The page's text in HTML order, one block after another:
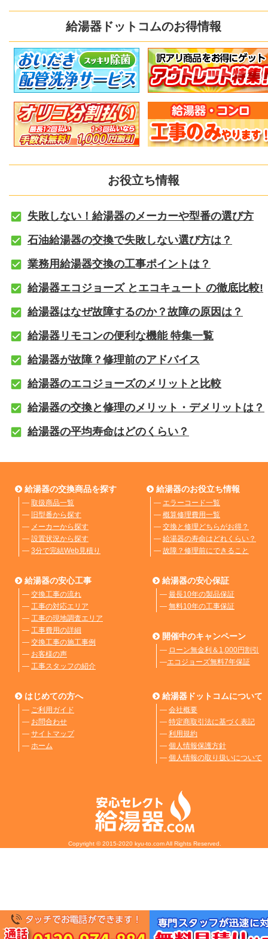
給湯器ドットコムのお得情報
お役立ち情報
失敗しない！給湯器のメーカーや型番の選び方
石油給湯器の交換で失敗しない選び方は？
業務用給湯器交換の工事ポイントは？
給湯器エコジョーズ とエコキュート の徹底比較!
給湯器はなぜ故障するのか？故障の原因は？
給湯器リモコンの便利な機能 特集一覧
給湯器が故障？修理前のアドバイス
給湯器のエコジョーズのメリットと比較
給湯器の交換と修理のメリット・デメリットは？
給湯器の平均寿命はどのくらい？
給湯器の交換商品を探す
― 取扱商品一覧
― 旧型番から探す
― メーカーから探す
― 設置状況から探す
― 3分で完結Web見積り
給湯器のお役立ち情報
― エラーコード一覧
― 概算修理費用一覧
― 交換と修理どちらがお得？
― 給湯器の寿命はどれくらい？
― 故障？修理前にできること
給湯器の安心工事
― 交換工事の流れ
― 工事の対応エリア
― 工事の現地調査エリア
― 工事費用の詳細
― 交換工事の施工事例
― お客様の声
― 工事スタッフの紹介
給湯器の安心保証
― 最長10年の製品保証
― 無料10年の工事保証
開催中のキャンペーン
― ローン無金利＆1,000円割引
―エコジョーズ無料7年保証
はじめての方へ
― ご利用ガイド
― お問合わせ
― サイトマップ
― ホーム
給湯器ドットコムについて
― 会社概要
― 特定商取引法に基づく表記
― 利用規約
― 個人情報保護方針
― 個人情報の取り扱いについて
Copyright © 2015-2020 kyu-to.com All Rights Reserved.